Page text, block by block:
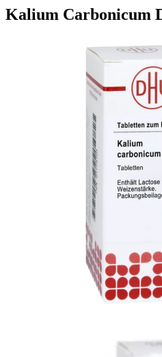
Kalium Carbonicum